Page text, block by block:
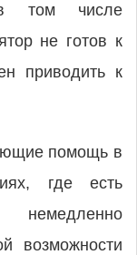
том числе
не готов к
приводить к
помощь в
где есть
возможности